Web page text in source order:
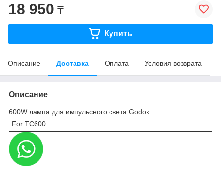
18 950 ₸
Купить
Описание Доставка Оплата Условия возврата
Описание
600W лампа для импульсного света Godox
For TC600